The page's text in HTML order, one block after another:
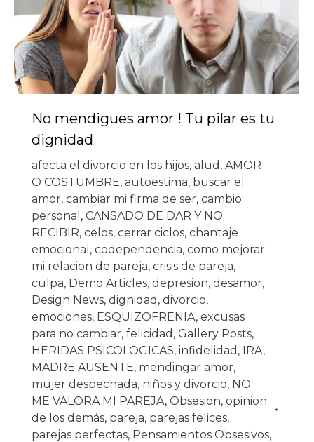
No mendigues amor ! Tu pilar es tu
dignidad
afecta el divorcio en los hijos, alud , AMOR
O COSTUMBRE, autoestima, buscar el
amor, cambiar mi firma de ser, cambio
personal , CANSADO DE DAR Y NO
RECIBIR, celos, cerrar ciclos, chantaje
emocional , codependencia, como mejorar
mi relacion de pareja, crisis de pareja,
culpa, Demo Articles, depresion, desamor,
Design News, dignidad , divorcio,
emociones, ESQUIZOFRENIA, excusas
para no cambiar, felicidad , Gallery Posts,
HERIDAS PSICOLOGICAS, infidelidad , IRA,
MADRE AUSENTE, mendingar amor,
mujer despechada, niños y divorcio, NO
ME VALORA MI PAREJA, Obsesion, opinion
de los demás, pareja, parejas felices,
parejas perfectas, Pensamientos Obsesivos,